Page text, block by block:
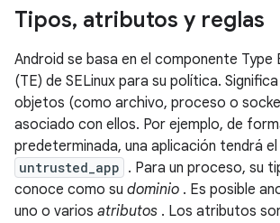
Tipos, atributos y reglas
Android se basa en el componente
(TE) de SELinux para su política.
objetos (como archivo, proceso o
asociado con ellos. Por ejemplo, de
predeterminada, una aplicación tendrá
untrusted_app . Para un proceso, su
conoce como su dominio . Es posible
uno o varios atributos . Los atributos